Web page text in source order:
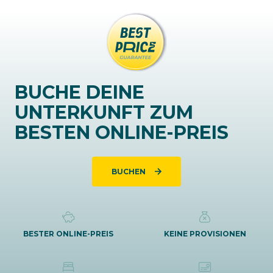
BUCHE DEINE
UNTERKUNFT ZUM
BESTEN ONLINE-PREIS
BUCHEN
BESTER ONLINE-PREIS KEINE PROVISIONEN